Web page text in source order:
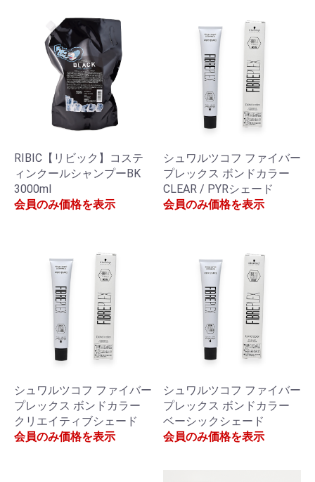
RIBIC【リビック】コステ
ィンクールシャンプーBK
3000ml
会員のみ価格を表示
シュワルツコフ ファイバー
プレックス ボンドカラー
CLEAR / PYRシェード
会員のみ価格を表示
シュワルツコフ ファイバー
プレックス ボンドカラー
クリエイティブシェード
会員のみ価格を表示
シュワルツコフ ファイバー
プレックス ボンドカラー
ベーシックシェード
会員のみ価格を表示